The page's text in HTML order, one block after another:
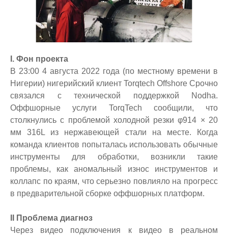
I. Фон проекта
В 23:00 4 августа 2022 года (по местному времени в
Нигерии) нигерийский клиент Torqtech Offshore Срочно
связался с технической поддержкой Nodha.
Оффшорные услуги TorqTech сообщили, что
столкнулись с проблемой холодной резки φ914 × 20
мм 316L из нержавеющей стали на месте. Когда
команда клиентов попыталась использовать обычные
инструменты для обработки, возникли такие
проблемы, как аномальный износ инструментов и
коллапс по краям, что серьезно повлияло на прогресс
в предварительной сборке оффшорных платформ.
II Проблема диагноз
Через видео подключения к видео в реальном